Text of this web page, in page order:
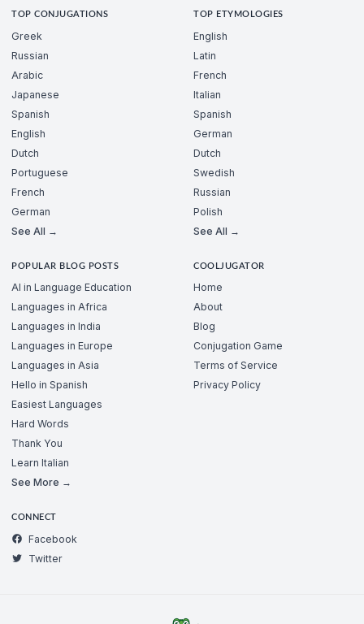
TOP CONJUGATIONS
Greek
Russian
Arabic
Japanese
Spanish
English
Dutch
Portuguese
French
German
See All →
TOP ETYMOLOGIES
English
Latin
French
Italian
Spanish
German
Dutch
Swedish
Russian
Polish
See All →
POPULAR BLOG POSTS
AI in Language Education
Languages in Africa
Languages in India
Languages in Europe
Languages in Asia
Hello in Spanish
Easiest Languages
Hard Words
Thank You
Learn Italian
See More →
COOLJUGATOR
Home
About
Blog
Conjugation Game
Terms of Service
Privacy Policy
CONNECT
Facebook
Twitter